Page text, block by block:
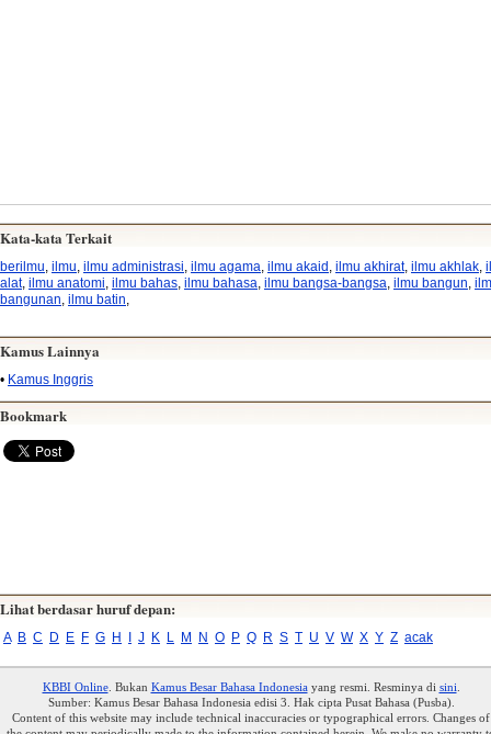
Kata-kata Terkait
berilmu ilmu ilmu administrasi ilmu agama ilmu akaid ilmu akhirat, ilmu akhlak
alat, ilmu anatomi ilmu bahas ilmu bahasa ilmu bangsa-bangsa ilmu bangun
bangunan ilmu batin
Kamus Lainnya
• Kamus Inggris
Bookmark
Lihat berdasar huruf depan:
A B C D E F G H J K L M N O P Q R S T U V W X Y Z acak
KBBI Online. Bukan Kamus Besar Bahasa Indonesiayang resmi. Resminya di sini
Sumber: Kamus Besar Bahasa Indonesia edisi 3. Hak cipta Pusat Bahasa (Pusba).
Content of this website may include technical inaccuracies or typographical errors. Changes of